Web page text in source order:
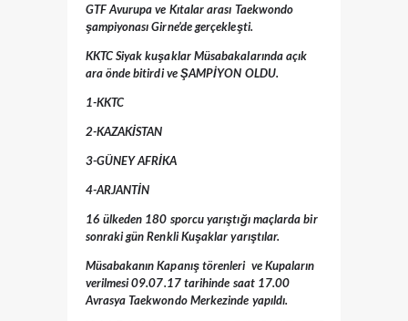
GTF Avurupa ve Kıtalar arası Taekwondo
şampiyonası Girne’de gerçekleşti.
KKTC Siyak kuşaklar Müsabakalarında açık
ara önde bitirdi ve ŞAMPİYON OLDU.
1-KKTC
2-KAZAKİSTAN
3-GÜNEY AFRİKA
4-ARJANTİN
16 ülkeden 180 sporcu yarıştığı maçlarda bir
sonraki gün Renkli Kuşaklar yarıştılar.
Müsabakanın Kapanış törenleri ve Kupaların
verilmesi 09.07.17 tarihinde saat 17.00
Avrasya Taekwondo Merkezinde yapıldı.